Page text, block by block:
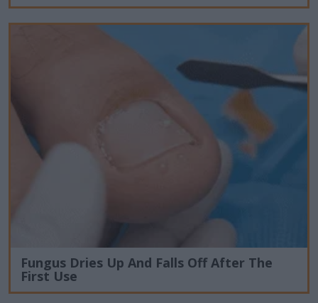
Fungus Dries Up And Falls Off After The
First Use